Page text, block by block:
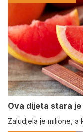
Ova dijeta stara
Zaludjela je milione, a